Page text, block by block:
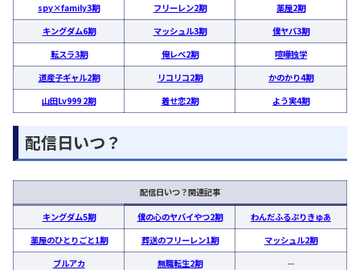
spy×family3期
フリーレン2期
薬屋2期
キングダム6期
マッシュル3期
僕ヤバ3期
転スラ3期
俺レベ2期
喧嘩独学
道産子ギャル2期
リコリコ2期
かのかり4期
山田Lv999 2期
着せ恋2期 よう実4期
配信日いつ？
配信日いつ？関連記事
キングダム5期 僕の心のヤバイやつ2期
わんだふるぷりきゅあ
薬屋のひとりごと1期
葬送のフリーレン1期
マッシュル2期
ブルアカ
無職転生2期 ー